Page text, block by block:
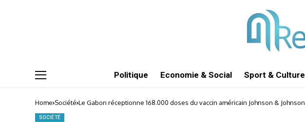
Politique Economie & Social Sport & Culture
Home Société Le Gabon réceptionne 168.000 doses du vaccin américain Johnson & Johnson
SOCIÉTÉ